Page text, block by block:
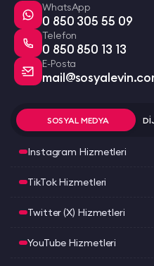
WhatsApp
0 850 305 55 09
Telefon
0 850 850 13 13
E-Posta
SOSYAL MEDYA
Instagram Hizmetleri
TikTok Hizmetleri
Twitter (X) Hizmetleri
YouTube Hizmetleri